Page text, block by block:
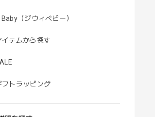
（ジウィベビー）
テムから探す
トラッピング